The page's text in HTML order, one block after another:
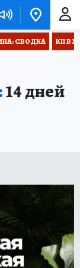
СВОДКА КП В
14 дней